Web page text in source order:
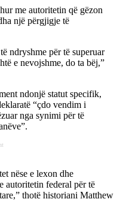
me autoritetin që gëzon
një përgjigje të
ndryshme për të superuar
e nevojshme, do ta bëj,”
ndonjë statut specifik,
“çdo vendim i
nga synimi për të
nëse e lexon dhe
autoritetin federal për të
thotë historiani Matthew